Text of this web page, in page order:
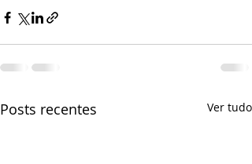
Posts recentes Ver tudo